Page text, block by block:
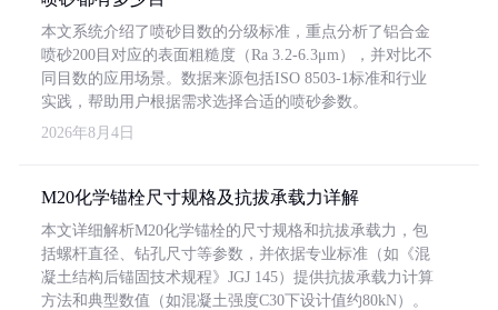
本文系统介绍了喷砂目数的分级标准，重点分析了铝合金
喷砂200目对应的表面粗糙度（Ra 3.2-6.3μm），并对比不
同目数的应用场景。数据来源包括ISO 8503-1标准和行业
实践，帮助用户根据需求选择合适的喷砂参数。
2026年8月4日
M20化学锚栓尺寸规格及抗拔承载力详解
本文详细解析M20化学锚栓的尺寸规格和抗拔承载力，包
括螺杆直径、钻孔尺寸等参数，并依据专业标准（如《混
凝土结构后锚固技术规程》JGJ 145）提供抗拔承载力计算
方法和典型数值（如混凝土强度C30下设计值约80kN）。